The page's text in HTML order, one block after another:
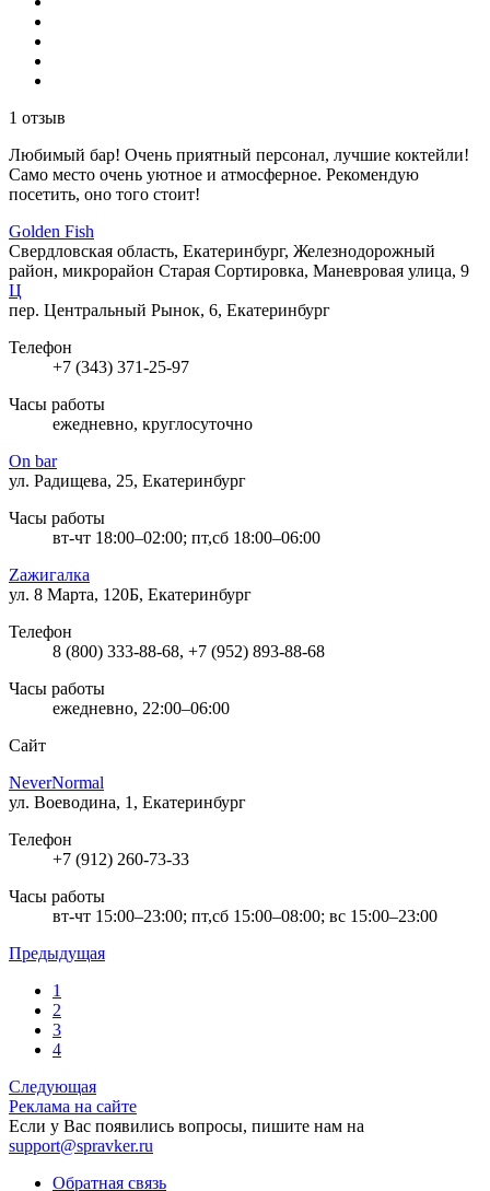
1 отзыв
Любимый бар! Очень приятный персонал, лучшие коктейли!
Само место очень уютное и атмосферное. Рекомендую
посетить, оно того стоит!
Golden Fish
Свердловская область, Екатеринбург, Железнодорожный
район, микрорайон Старая Сортировка, Маневровая улица, 9
Ц
пер. Центральный Рынок, 6, Екатеринбург
Телефон
+7 (343) 371-25-97
Часы работы
ежедневно, круглосуточно
On bar
ул. Радищева, 25, Екатеринбург
Часы работы
вт-чт 18:00–02:00; пт,сб 18:00–06:00
Zажигалка
ул. 8 Марта, 120Б, Екатеринбург
Телефон
8 (800) 333-88-68, +7 (952) 893-88-68
Часы работы
ежедневно, 22:00–06:00
Сайт
NeverNormal
ул. Воеводина, 1, Екатеринбург
Телефон
+7 (912) 260-73-33
Часы работы
вт-чт 15:00–23:00; пт,сб 15:00–08:00; вс 15:00–23:00
Предыдущая
1
2
3
4
Следующая
Реклама на сайте
Если у Вас появились вопросы, пишите нам на
support@spravker.ru
Обратная связь